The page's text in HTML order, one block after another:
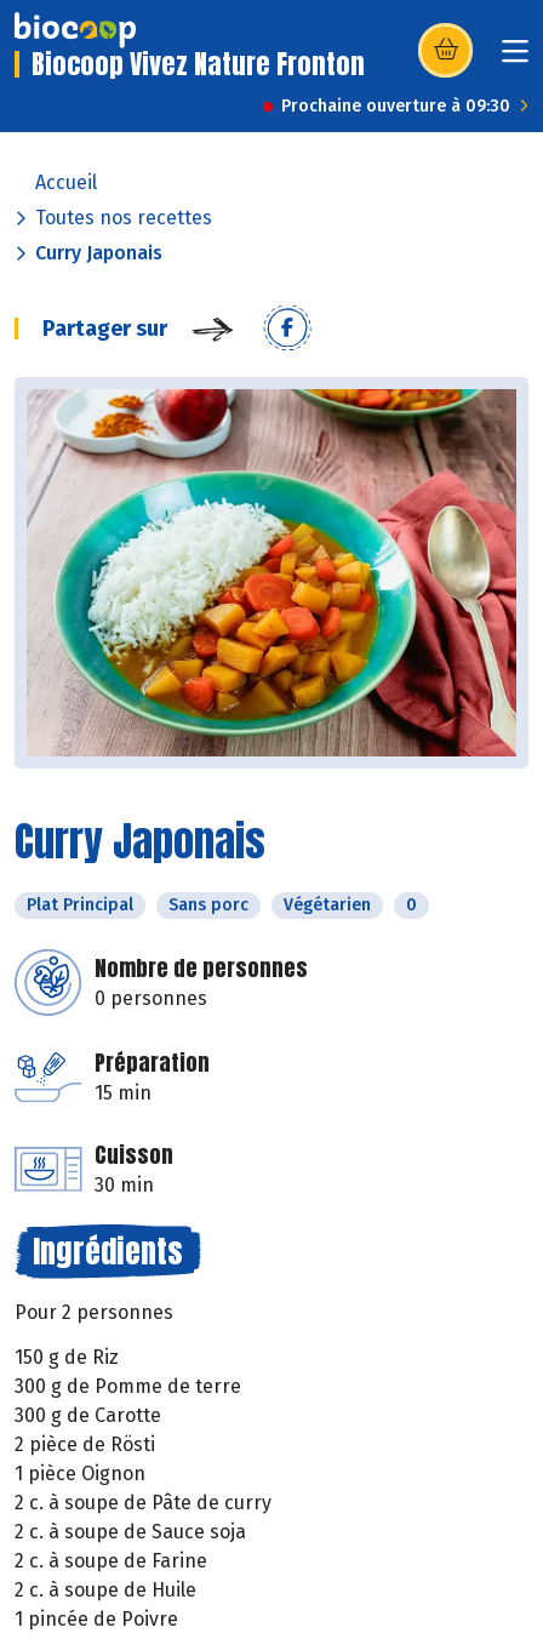
Biocoop Vivez Nature Fronton (s’ouvre dans
Prochaine ouverture à 09:30
Accueil
Toutes nos recettes
Curry Japonais
Partager sur
Curry Japonais
Plat Principal Sans porc Végétarien 0
Nombre de personnes
0 personnes
Préparation
15 min
Cuisson
30 min
Ingrédients
Pour 2 personnes
150 g de Riz
300 g de Pomme de terre
300 g de Carotte
2 pièce de Rösti
1 pièce Oignon
2 c. à soupe de Pâte de curry
2 c. à soupe de Sauce soja
2 c. à soupe de Farine
2 c. à soupe de Huile
1 pincée de Poivre